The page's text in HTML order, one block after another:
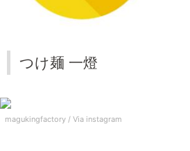
つけ麺 一燈
magukingfactory / Via instagram